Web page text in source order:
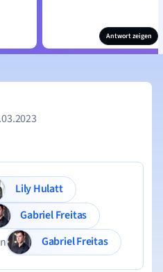
Antwort zeigen
31.03.2023
Lily Hulatt
Gabriel Freitas
Gabriel Freitas